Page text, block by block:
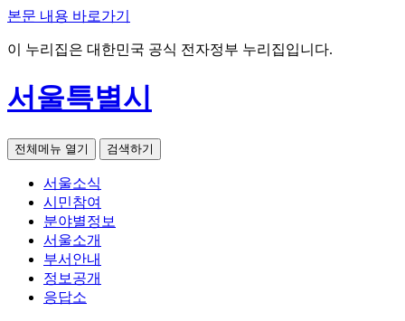
본문 내용 바로가기
이 누리집은 대한민국 공식 전자정부 누리집입니다.
서울특별시
전체메뉴 열기 검색하기
서울소식
시민참여
분야별정보
서울소개
부서안내
정보공개
응답소